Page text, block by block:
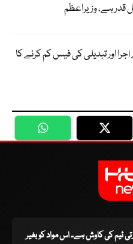
قدر ہے، وزیراعظم
اور تبدیلی کی فیس کم کرنے کا
WhatsApp
ٹیم کی کاوش ہے۔ اس مواد کو بغیر